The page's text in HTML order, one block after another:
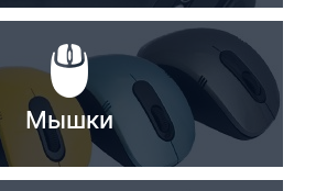
Мышки